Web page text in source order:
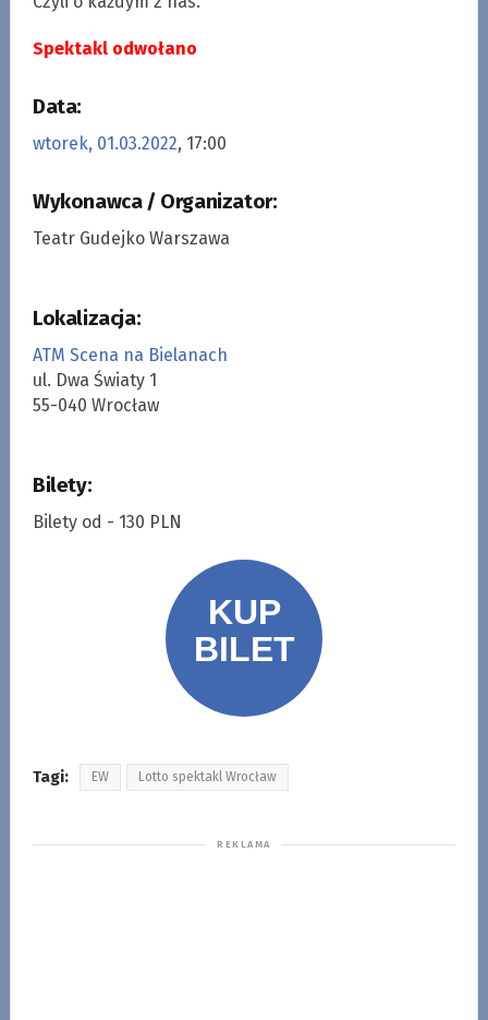
Spektakl odwołano
Data:
wtorek, 01.03.2022, 17:00
Wykonawca / Organizator:
Teatr Gudejko Warszawa
Lokalizacja:
ATM Scena na Bielanach
ul. Dwa Światy 1
55-040 Wrocław
Bilety:
Bilety od - 130 PLN
Tagi: EW Lotto spektakl Wrocław